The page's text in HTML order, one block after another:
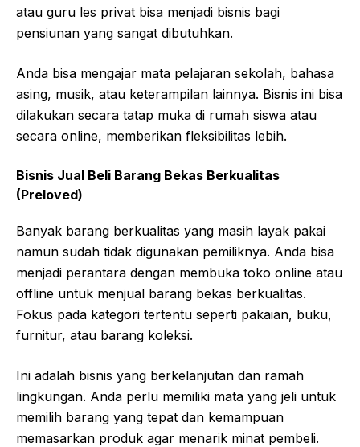
atau guru les privat bisa menjadi bisnis bagi
pensiunan yang sangat dibutuhkan.
Anda bisa mengajar mata pelajaran sekolah, bahasa
asing, musik, atau keterampilan lainnya. Bisnis ini bisa
dilakukan secara tatap muka di rumah siswa atau
secara online, memberikan fleksibilitas lebih.
Bisnis Jual Beli Barang Bekas Berkualitas
(Preloved)
Banyak barang berkualitas yang masih layak pakai
namun sudah tidak digunakan pemiliknya. Anda bisa
menjadi perantara dengan membuka toko online atau
offline untuk menjual barang bekas berkualitas.
Fokus pada kategori tertentu seperti pakaian, buku,
furnitur, atau barang koleksi.
Ini adalah bisnis yang berkelanjutan dan ramah
lingkungan. Anda perlu memiliki mata yang jeli untuk
memilih barang yang tepat dan kemampuan
memasarkan produk agar menarik minat pembeli.